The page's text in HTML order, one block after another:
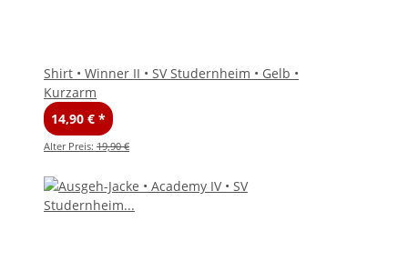
Shirt • Winner II • SV Studernheim • Gelb •
Kurzarm
14,90 € *
Alter Preis: 19,90 €